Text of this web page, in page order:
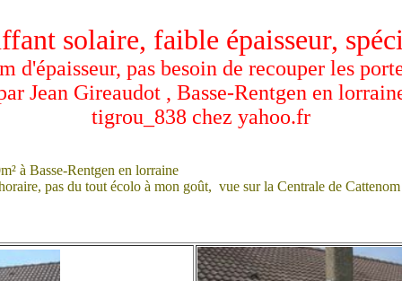
solaire, faible épaisseur,
d'épaisseur, pas besoin de recouper les
Jean Gireaudot , Basse-Rentgen en
tigrou_838 chez yahoo.fr
à Basse-Rentgen en lorraine
pas du tout écolo à mon goût, vue sur la Centrale de